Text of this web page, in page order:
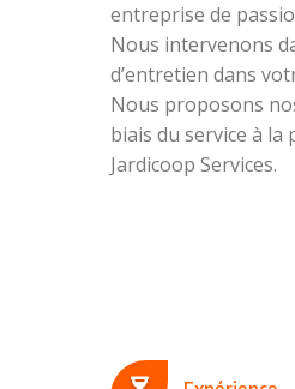
entreprise de
Nous intervenons
d’entretien dans
Nous proposons
biais du service à
Jardicoop Services.